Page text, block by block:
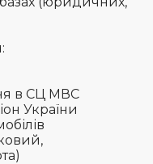
в СЦ МВС
України